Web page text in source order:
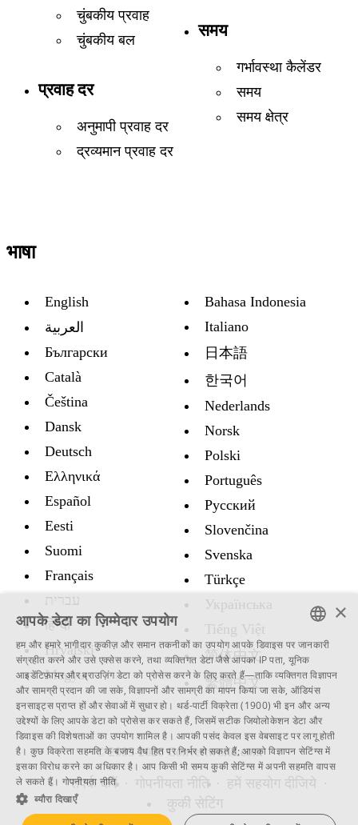
चुंबकीय प्रवाह
चुंबकीय बल
प्रवाह दर
अनुमापी प्रवाह दर
द्रव्यमान प्रवाह दर
समय
गर्भावस्था कैलेंडर
समय
समय क्षेत्र
भाषा
English
العربية
Български
Català
Čeština
Dansk
Deutsch
Ελληνικά
Español
Eesti
Suomi
Français
עברית
हिन्दी
Hrvatski
Magyar
Bahasa Indonesia
Italiano
日本語
한국어
Nederlands
Norsk
Polski
Português
Русский
Slovenčina
Svenska
Türkçe
Украïнська
Tiếng Việt
简体中文
繁體中文
© 2005-2026 Convertworld.com
संपर्क करें गोपनीयता नीति
हमें सहयोग दीजिये
कुकी सेटिंग
ENGLISH
SWEDISH
SPANISH
CATALAN
ARABIC
BULGARIAN
CZECH
×
आपके डेटा का ज़िम्मेदार उपयोग
हम और हमारे भागीदार कुकीज़ और समान तकनीकों का उपयोग आपके डिवाइस पर जानकारी
संग्रहीत करने और उसे एक्सेस करने, तथा व्यक्तिगत डेटा जैसे आपका IP पता, यूनिक
आइडेंटिफ़ायर और ब्राउज़िंग डेटा को प्रोसेस करने के लिए करते हैं—ताकि व्यक्तिगत विज्ञापन
और सामग्री प्रदान की जा सके, विज्ञापनों और सामग्री का मापन किया जा सके, ऑडियंस
इनसाइट्स प्राप्त हों और सेवाओं में सुधार हो।थर्ड-पार्टी विक्रेता (1900) भी इन और अन्य
उद्देश्यों के लिए आपके डेटा को प्रोसेस कर सकते हैं, जिसमें सटीक जियोलोकेशन डेटा और
डिवाइस की विशेषताओं का उपयोग शामिल है। आपकी पसंद केवल इस वेबसाइट पर लागू होती
है। कुछ विक्रेता सहमति के बजाय वैध हित पर निर्भर हो सकते हैं; आपकोविज्ञापन सेटिंग्समें
इसका विरोध करने का अधिकार है। आप किसी भी समयकुकी सेटिंग्स में अपनी सहमति वापस
ले सकते हैं। गोपनीयता नीति
ब्यौरा दिखाएँ